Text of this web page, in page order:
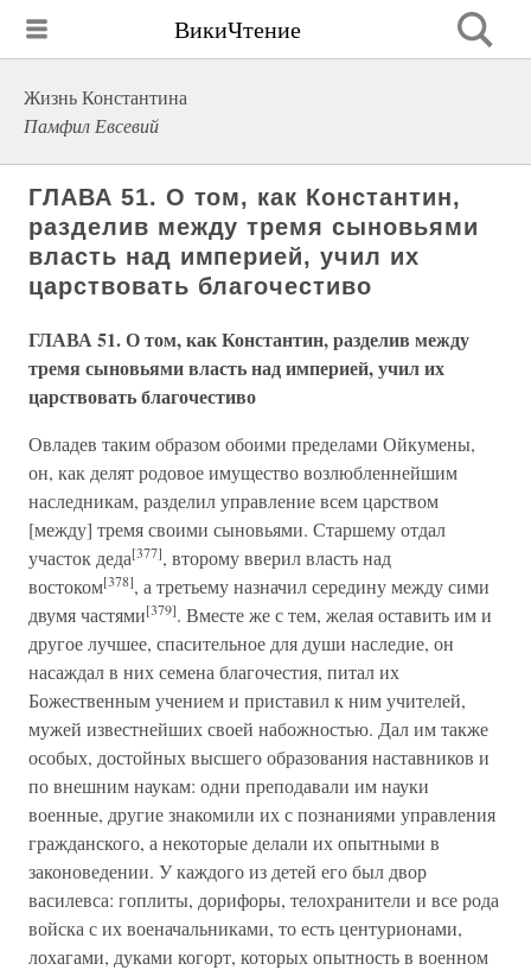
ВикиЧтение
Жизнь Константина
Памфил Евсевий
ГЛАВА 51. О том, как Константин,
разделив между тремя сыновьями
власть над империей, учил их
царствовать благочестиво
ГЛАВА 51. О том, как Константин, разделив между
тремя сыновьями власть над империей, учил их
царствовать благочестиво
Овладев таким образом обоими пределами Ойкумены,
он, как делят родовое имущество возлюбленнейшим
наследникам, разделил управление всем царством
[между] тремя своими сыновьями. Старшему отдал
участок деда[377], второму вверил власть над
востоком[378], а третьему назначил середину между сими
двумя частями[379]. Вместе же с тем, желая оставить им и
другое лучшее, спасительное для души наследие, он
насаждал в них семена благочестия, питал их
Божественным учением и приставил к ним учителей,
мужей известнейших своей набожностью. Дал им также
особых, достойных высшего образования наставников и
по внешним наукам: одни преподавали им науки
военные, другие знакомили их с познаниями управления
гражданского, а некоторые делали их опытными в
законоведении. У каждого из детей его был двор
василевса: гоплиты, дорифоры, телохранители и все рода
войска с их военачальниками, то есть центурионами,
лохагами, дуками когорт, которых опытность в военном